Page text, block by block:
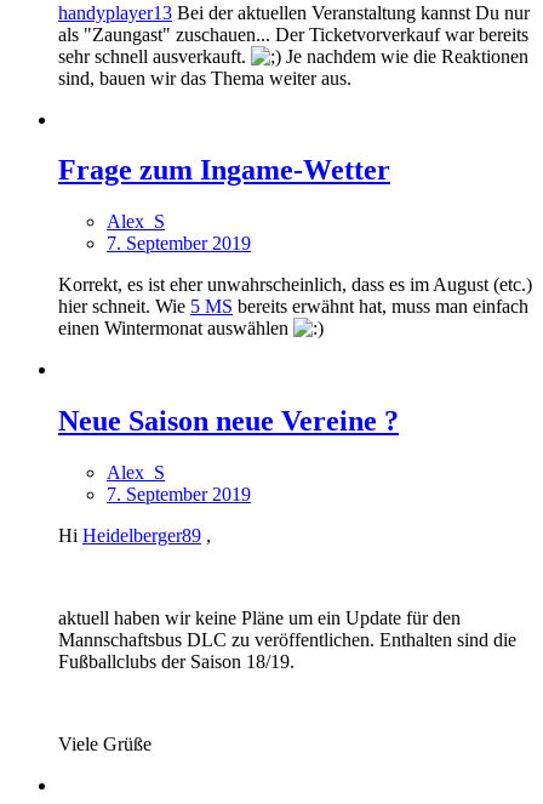
handyplayer13 Bei der aktuellen Veranstaltung kannst Du nur
als "Zaungast" zuschauen... Der Ticketvorverkauf war bereits
sehr schnell ausverkauft.
Je nachdem wie die Reaktionen
sind, bauen wir das Thema weiter aus.
Frage zum Ingame-Wetter
Alex_S
7. September 2019
Korrekt, es ist eher unwahrscheinlich, dass es im August (etc.)
hier schneit. Wie 5 MS bereits erwähnt hat, muss man einfach
einen Wintermonat auswählen
Neue Saison neue Vereine ?
Alex_S
7. September 2019
Hi Heidelberger89 ,
aktuell haben wir keine Pläne um ein Update für den
Mannschaftsbus DLC zu veröffentlichen. Enthalten sind die
Fußballclubs der Saison 18/19.
Viele Grüße